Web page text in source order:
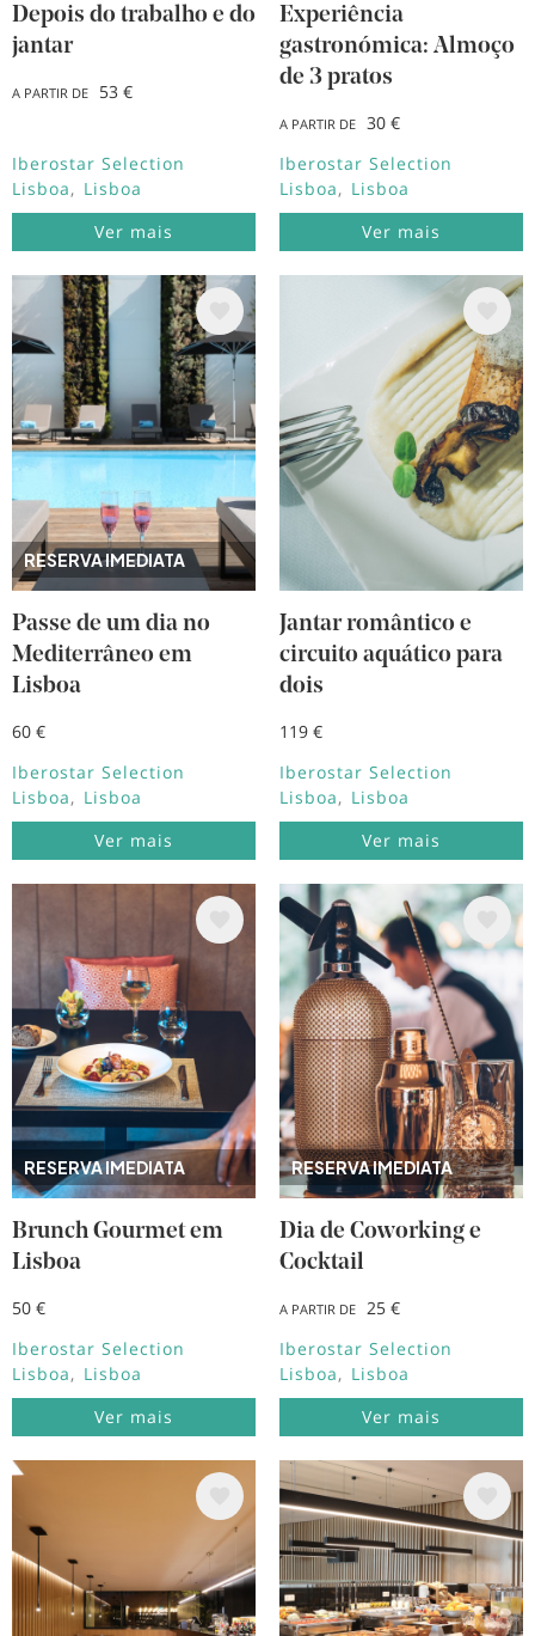
Depois do trabalho e do
jantar
A PARTIR DE 53 €
Iberostar Selection
Lisboa
Lisboa
Ver mais
Experiência
gastronómica: Almoço
de 3 pratos
A PARTIR DE
30 €
Iberostar Selection
Lisboa
Lisboa
Ver mais
RESERVA IMEDIATA
Imagem
Passe de um dia no
Mediterrâneo em
Lisboa
60 €
Iberostar Selection
Lisboa
Lisboa
Ver mais
Jantar romântico e
circuito aquático para
dois
119 €
Iberostar Selection
Lisboa
Lisboa
Ver mais
RESERVA IMEDIATA
Brunch Gourmet em
Lisboa
50 €
Iberostar Selection
Lisboa
Lisboa
Ver mais
RESERVA IMEDIATA
Imagem
Dia de Coworking e
Cocktail
A PARTIR DE
25 €
Iberostar Selection
Lisboa
Lisboa
Ver mais
Imagem